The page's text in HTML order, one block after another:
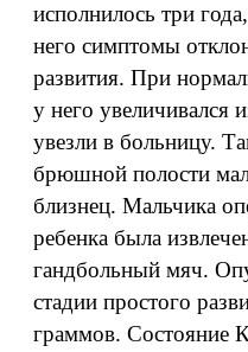
исполнилось три
него симптомы
развития. При
у него увеличивался
увезли в больницу.
брюшной полости
близнец. Мальчика
ребенка была
гандбольный мяч.
стадии простого
граммов. Состояние